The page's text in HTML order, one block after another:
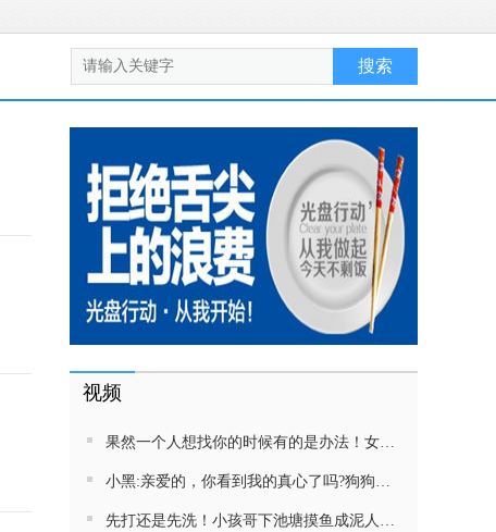
视频
果然一个人想找你的时候有的是办法！女生吵架将男友拉黑，结果男友给家里狗打电话了！汪：吵死了，一会就去把号码注销
小黑:亲爱的，你看到我的真心了吗?狗狗雨中等好朋狗不愿离去，网友:确实搞笑，黄黄都有男朋友，你却没有
先打还是先洗！小孩哥下池塘摸鱼成泥人！网友：这才是童年该有的样子，好怀念